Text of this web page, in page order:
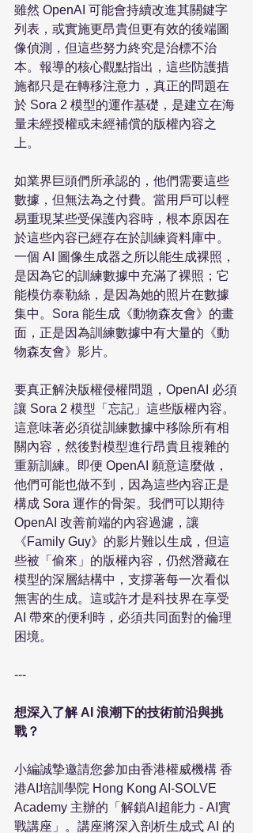
雖然 OpenAI 可能會持續改進其關鍵字
列表，或實施更昂貴但更有效的後端圖
像偵測，但這些努力終究是治標不治
本。報導的核心觀點指出，這些防護措
施都只是在轉移注意力，真正的問題在
於 Sora 2 模型的運作基礎，是建立在海
量未經授權或未經補償的版權內容之
上。
如業界巨頭們所承認的，他們需要這些
數據，但無法為之付費。當用戶可以輕
易重現某些受保護內容時，根本原因在
於這些內容已經存在於訓練資料庫中。
一個 AI 圖像生成器之所以能生成裸照，
是因為它的訓練數據中充滿了裸照；它
能模仿泰勒絲，是因為她的照片在數據
集中。Sora 能生成《動物森友會》的畫
面，正是因為訓練數據中有大量的《動
物森友會》影片。
要真正解決版權侵權問題，OpenAI 必須
讓 Sora 2 模型「忘記」這些版權內容。
這意味著必須從訓練數據中移除所有相
關內容，然後對模型進行昂貴且複雜的
重新訓練。即便 OpenAI 願意這麼做，
他們可能也做不到，因為這些內容正是
構成 Sora 運作的骨架。我們可以期待
OpenAI 改善前端的內容過濾，讓
《Family Guy》的影片難以生成，但這
些被「偷來」的版權內容，仍然潛藏在
模型的深層結構中，支撐著每一次看似
無害的生成。這或許才是科技界在享受
AI 帶來的便利時，必須共同面對的倫理
困境。
---
想深入了解 AI 浪潮下的技術前沿與挑
戰？
小編誠摯邀請您參加由香港權威機構 香
港AI培訓學院 Hong Kong AI-SOLVE
Academy 主辦的「解鎖AI超能力 - AI實
戰講座」。講座將深入剖析生成式 AI 的